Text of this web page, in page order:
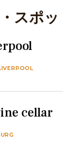
スポッ
cellar